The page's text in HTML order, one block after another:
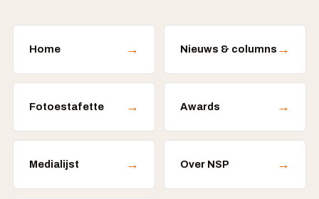
Home → Nieuws & columns →
Fotoestafette → Awards →
Medialijst → Over NSP →